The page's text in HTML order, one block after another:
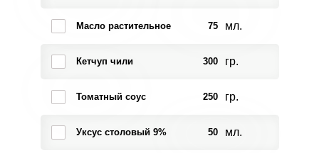
Масло растительное 75 мл.
Кетчуп чили 300 гр.
Томатный соус 250 гр.
Уксус столовый 9% 50 мл.